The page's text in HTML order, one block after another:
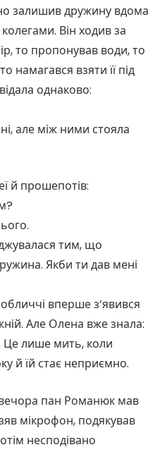
залишив дружину вдома
Він ходив за
то пропонував води, то
намагався взяти її під
однаково:
але між ними стояла
й прошепотів:
тим, що
Якби ти дав мені
вперше з’явився
Але Олена вже знала:
лише мить, коли
й їй стає неприємно.
пан Романюк мав
мікрофон, подякував
несподівано